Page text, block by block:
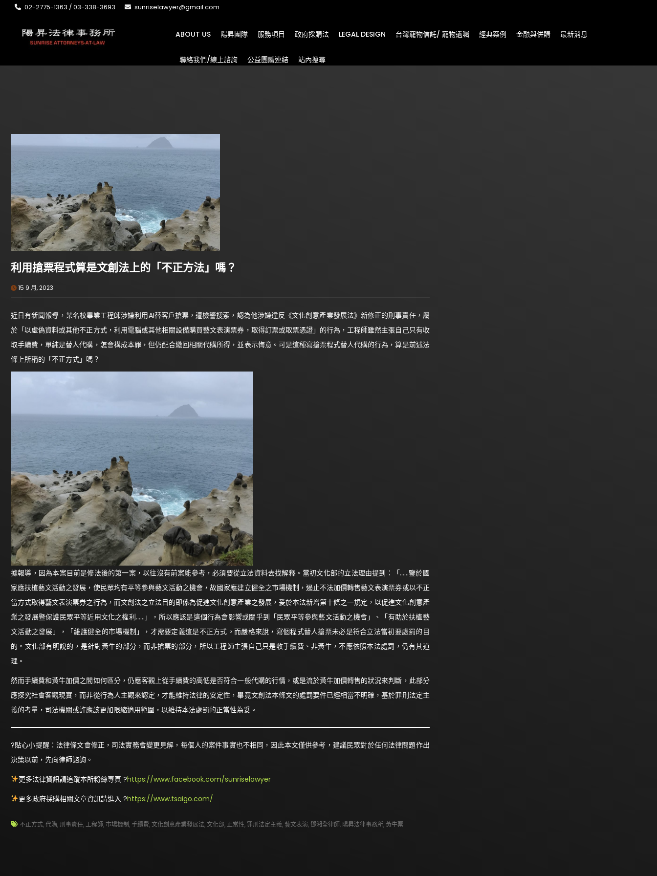
02-2775-1363 / 03-338-3693 sunriselawyer@gmail.com
ABOUT US 陽昇團隊 服務項目 政府採購法 LEGAL DESIGN 台灣寵物信託/ 寵物遺囑 經典案例 金融與併購 最新消息
聯絡我們/線上諮詢 公益團體連結 站內搜尋
利用搶票程式算是文創法上的「不正方法」嗎？
15 9 月, 2023
近日有新聞報導，某名校畢業工程師涉嫌利用AI替客戶搶票，遭檢警搜索，認為他涉嫌違反《文化創意產業發展法》新修正的刑事責任，屬
於「以虛偽資料或其他不正方式，利用電腦或其他相關設備購買藝文表演票券，取得訂票或取票憑證」的行為，工程師雖然主張自己只有收
取手續費，單純是替人代購，怎會構成本罪，但仍配合繳回相關代購所得，並表示悔意。可是這種寫搶票程式替人代購的行為，算是前述法
條上所稱的「不正方式」嗎？
據報導，因為本案目前是修法後的第一案，以往沒有前案能參考，必須要從立法資料去找解釋。當初文化部的立法理由提到：「……鑒於國
家應扶植藝文活動之發展，使民眾均有平等參與藝文活動之機會，故國家應建立健全之市場機制，遏止不法加價轉售藝文表演票券或以不正
當方式取得藝文表演票券之行為，而文創法之立法目的即係為促進文化創意產業之發展，爰於本法新增第十條之一規定，以促進文化創意產
業之發展暨保護民眾平等近用文化之權利……」，所以應該是這個行為會影響或關乎到「民眾平等參與藝文活動之機會」、「有助於扶植藝
文活動之發展」，「維護健全的市場機制」，才需要定義這是不正方式。而嚴格來說，寫個程式替人搶票未必是符合立法當初要處罰的目
的。文化部有明說的，是針對黃牛的部分，而非搶票的部分，所以工程師主張自己只是收手續費、非黃牛，不應依照本法處罰，仍有其道
理。
然而手續費和黃牛加價之間如何區分，仍應客觀上從手續費的高低是否符合一般代購的行情，或是流於黃牛加價轉售的狀況來判斷，此部分
應探究社會客觀現實，而非從行為人主觀來認定，才能維持法律的安定性，畢竟文創法本條文的處罰要件已經相當不明確，基於罪刑法定主
義的考量，司法機關或許應該更加限縮適用範圍，以維持本法處罰的正當性為妥。
?貼心小提醒：法律條文會修正，司法實務會變更見解，每個人的案件事實也不相同，因此本文僅供參考，建議民眾對於任何法律問題作出
決策以前，先向律師諮詢。
更多法律資訊請追蹤本所粉絲專頁 ?https://www.facebook.com/sunriselawyer
更多政府採購相關文章資訊請進入 ?https://www.tsaigo.com/
不正方式,代購,刑事責任,工程師,市場機制,手續費,文化創意產業發展法,文化部,正當性,罪刑法定主義, 藝文表演, 鄧湘全律師, 陽昇法律事務所,黃牛票